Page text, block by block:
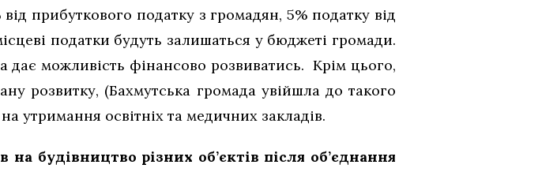
прибуткового податку з громадян, 5% податку від
податки будуть залишаться у бюджеті громади.
дає можливість фінансово розвиватись. Крім цього,
розвитку, (Бахмутська громада увійшла до такого
утримання освітніх та медичних закладів.
будівництво різних об’єктів після об’єднання